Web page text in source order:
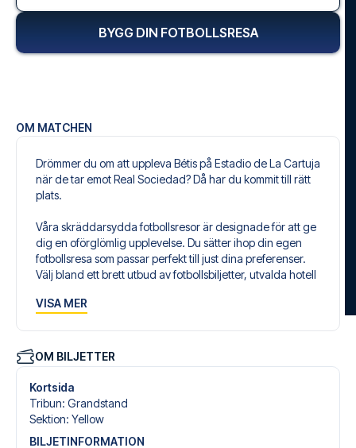
OM MATCHEN
Drömmer du om att uppleva Bétis på Estadio de La Cartuja
när de tar emot Real Sociedad? Då har du kommit till rätt
plats.
Våra skräddarsydda fotbollsresor är designade för att ge
dig en oförglömlig upplevelse. Du sätter ihop din egen
fotbollsresa som passar perfekt till just dina preferenser.
Välj bland ett brett utbud av fotbollsbiljetter, utvalda hotell
som passar dig bäst.
Din säkerhet och upplevelse är vår högsta prioritet. Vi
säkerställer en problemfri bokningsprocess i samband
med din fotbollspaket och står redo med personlig
service både före och under resan. Vi är tillgängliga på
+46 22 03 00 14 eller
VISA MER
OM BILJETTER
Kortsida
Tribun: Grandstand
Sektion: Yellow
BILJETINFORMATION
BYGG DIN FOTBOLLSRESA